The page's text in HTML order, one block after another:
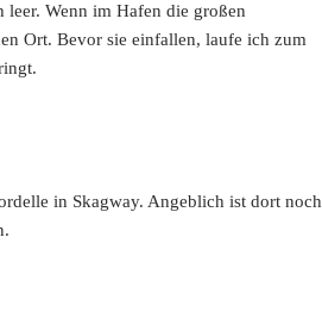
leer. Wenn im Hafen die großen
Ort. Bevor sie einfallen, laufe ich zum
in Skagway. Angeblich ist dort noch